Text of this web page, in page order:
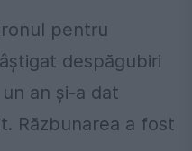
pentru
despăgubiri
an și-a dat
Răzbunarea a fost